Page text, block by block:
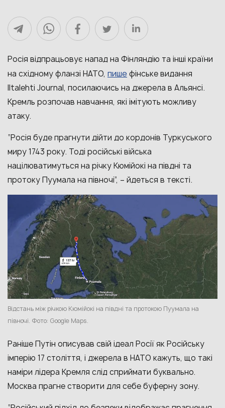
Росія відпрацьовує напад на Фінляндію та інші країни
на східному фланзі НАТО, пишефінське видання
Iltalehti Journal, посилаючись на джерела в Альянсі.
Кремль розпочав навчання, які імітують можливу
атаку.
“Росія буде прагнути дійти до кордонів Туркуського
миру 1743 року. Тоді російські війська
націлюватимуться на річку Кюмійокі на півдні та
протоку Пуумала на півночі”, – йдеться в тексті.
Відстань між річкою Кюмійокі на півдні та протокою Пуумала на
півночі. Фото: Google Maps.
Раніше Путін описував свій ідеал Росії як Російську
імперію 17 століття, і джерела в НАТО кажуть, що такі
наміри лідера Кремля слід сприймати буквально.
Москва прагне створити для себе буферну зону.